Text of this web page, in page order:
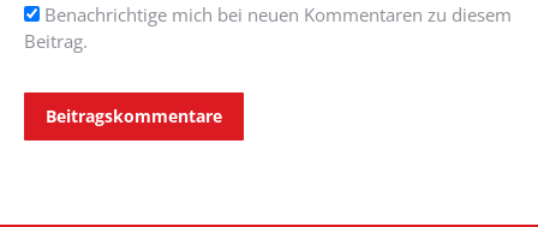
Benachrichtige mich bei neuen Kommentaren zu diesem
Beitrag.
Beitragskommentare